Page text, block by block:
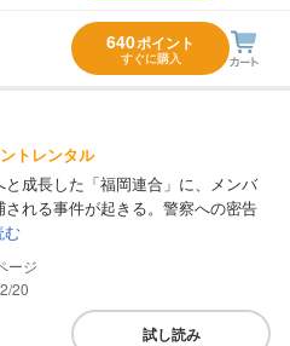
640ポイント
すぐに購入
トレンタル
と成長した「福岡連合」に、メンバ
される事件が起きる。警察への密告
む
20
試し読み